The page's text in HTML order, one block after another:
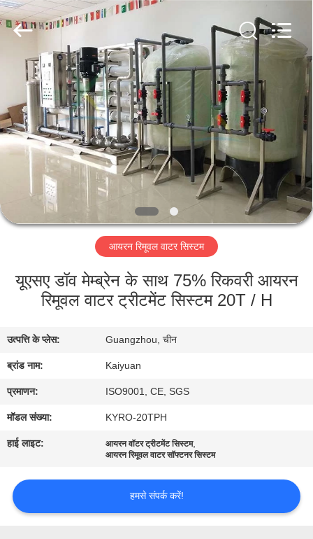
उत्पादों
में
भ्रमण
नियंत्रण
संपर्क
करें
उद्धरण
का
Kai
Yuan
Water
Treatment
Equipment
Reserved.
आयरन रिमूवल वाटर सिस्टम
यूएसए डॉव मेम्ब्रेन के साथ 75% रिकवरी आयरन
रिमूवल वाटर ट्रीटमेंट सिस्टम 20T / H
उत्पत्ति के प्लेस: Guangzhou, चीन
ब्रांड नाम: Kaiyuan
प्रमाणन: ISO9001, CE, SGS
मॉडल संख्या: KYRO-20TPH
हाई लाइट: आयरन वॉटर ट्रीटमेंट सिस्टम,
आयरन रिमूवल वाटर सॉफ्टनर सिस्टम
हमसे संपर्क करें!